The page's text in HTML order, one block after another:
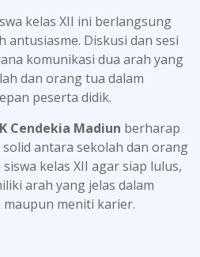
kelas XII ini berlangsung
Diskusi dan sesi
komunikasi dua arah yang
dan orang tua dalam
peserta didik.
Cendekia Madiun berharap
antara sekolah dan orang
kelas XII agar siap lulus,
arah yang jelas dalam
meniti karier.